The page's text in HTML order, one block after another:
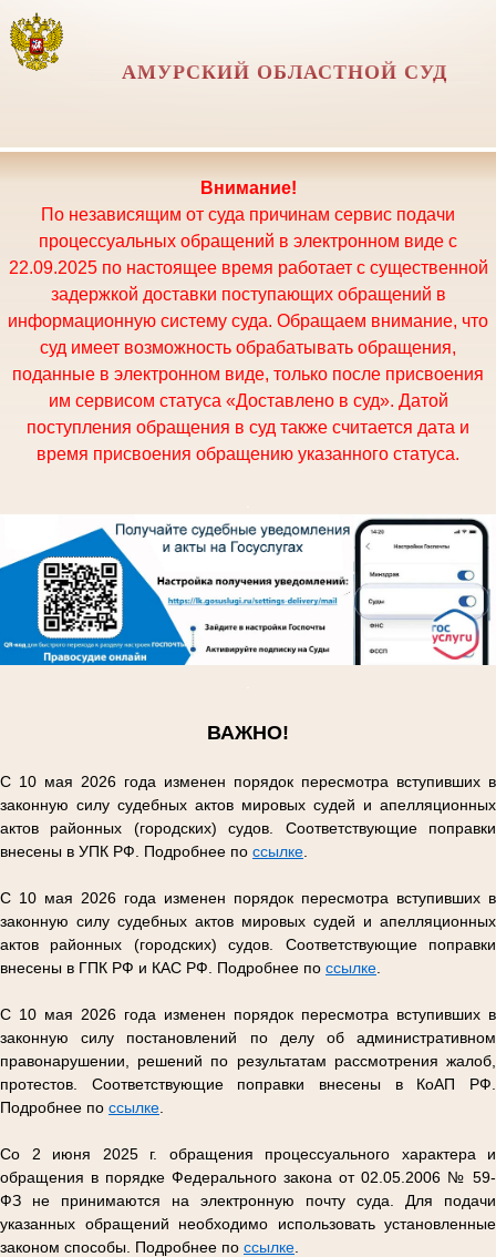
АМУРСКИЙ ОБЛАСТНОЙ СУД
Внимание!
По независящим от суда причинам сервис подачи
процессуальных обращений в электронном виде с
22.09.2025 по настоящее время работает с существенной
задержкой доставки поступающих обращений в
информационную систему суда. Обращаем внимание, что
суд имеет возможность обрабатывать обращения,
поданные в электронном виде, только после присвоения
им сервисом статуса «Доставлено в суд». Датой
поступления обращения в суд также считается дата и
время присвоения обращению указанного статуса.
ВАЖНО!
С 10 мая 2026 года изменен порядок пересмотра вступивших в
законную силу судебных актов мировых судей и апелляционных
актов районных (городских) судов. Соответствующие поправки
внесены в УПК РФ. Подробнее по ссылке
С 10 мая 2026 года изменен порядок пересмотра вступивших в
законную силу судебных актов мировых судей и апелляционных
актов районных (городских) судов. Соответствующие поправки
внесены в ГПК РФ и КАС РФ. Подробнее по ссылке
С 10 мая 2026 года изменен порядок пересмотра вступивших в
законную силу постановлений по делу об административном
правонарушении, решений по результатам рассмотрения жалоб,
протестов. Соответствующие поправки внесены в КоАП РФ.
Подробнее по ссылке
Со 2 июня 2025 г. обращения процессуального характера и
обращения в порядке Федерального закона от 02.05.2006 № 59-
ФЗ не принимаются на электронную почту суда. Для подачи
указанных обращений необходимо использовать установленные
законом способы. Подробнее по ссылке